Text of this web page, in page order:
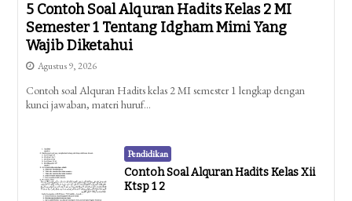
5 Contoh Soal Alquran Hadits Kelas 2 MI
Semester 1 Tentang Idgham Mimi Yang
Wajib Diketahui
Agustus 9, 2026
Contoh soal Alquran Hadits kelas 2 MI semester 1 lengkap dengan
kunci jawaban, materi huruf…
Pendidikan
Contoh Soal Alquran Hadits Kelas Xii
Ktsp 1 2